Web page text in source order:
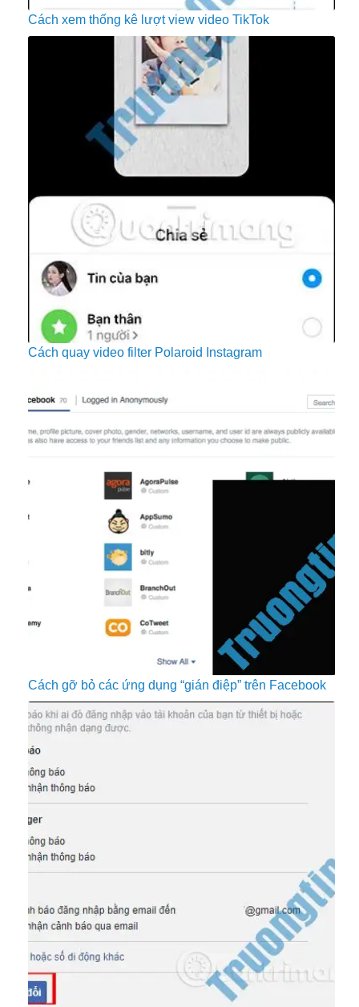
Cách xem thống kê lượt view video TikTok
Cách quay video filter Polaroid Instagram
Cách gỡ bỏ các ứng dụng “gián điệp” trên Facebook